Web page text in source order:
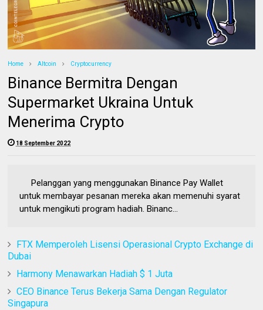
Home Altcoin Cryptocurrency
Binance Bermitra Dengan
Supermarket Ukraina Untuk
Menerima Crypto
18 September 2022
Pelanggan yang menggunakan Binance Pay Wallet
untuk membayar pesanan mereka akan memenuhi syarat
untuk mengikuti program hadiah. Binanc...
FTX Memperoleh Lisensi Operasional Crypto Exchange di
Dubai
Harmony Menawarkan Hadiah $ 1 Juta
CEO Binance Terus Bekerja Sama Dengan Regulator
Singapura